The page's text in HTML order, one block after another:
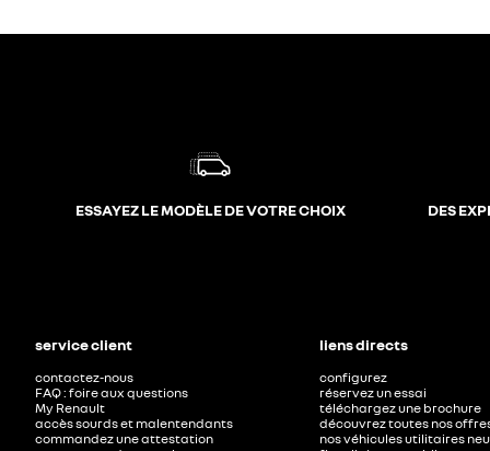
ESSAYEZ LE MODÈLE DE VOTRE CHOIX DES
service client
contactez-nous
FAQ : foire aux questions
My Renault
accès sourds et malentendants
commandez une attestation
liens directs
configurez
réservez un essai
téléchargez une brochure
découvrez toutes nos
nos véhicules utilitaires